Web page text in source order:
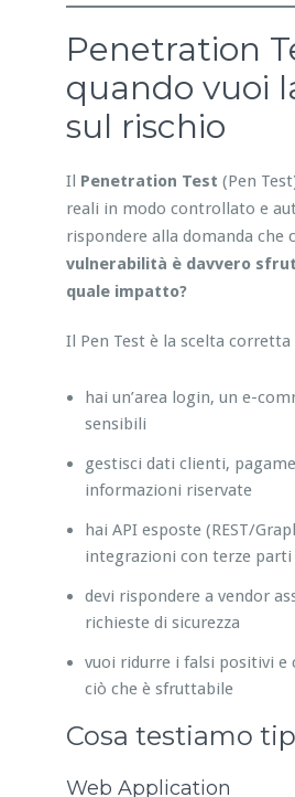
Penetration
quando vuoi
sul rischio
Il Penetration Test (Pen
reali in modo controllato e
rispondere alla domanda che
vulnerabilità è davvero
quale impatto?
Il Pen Test è la scelta corretta
hai un’area login, un e-
sensibili
gestisci dati clienti,
informazioni riservate
hai API esposte (REST/
integrazioni con terze parti
devi rispondere a vendor
richieste di sicurezza
vuoi ridurre i falsi positivi e
ciò che è sfruttabile
Cosa testiamo
Web Application